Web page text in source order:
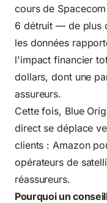
cours de
6 détruit — de plus
les données
l'impact financier
dollars, dont une
assureurs.
Cette fois, Blue
direct se déplace
clients : Amazon
opérateurs de
réassureurs.
Pourquoi un